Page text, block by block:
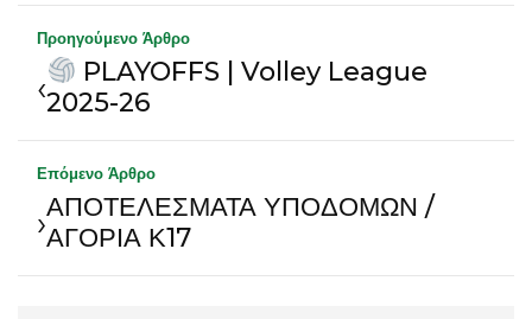
Προηγούμενο Άρθρο
‹
PLAYOFFS | Volley League
2025-26
Επόμενο Άρθρο
›ΑΠΟΤΕΛΕΣΜΑΤΑ ΥΠΟΔΟΜΩΝ /
ΑΓΟΡΙΑ Κ17